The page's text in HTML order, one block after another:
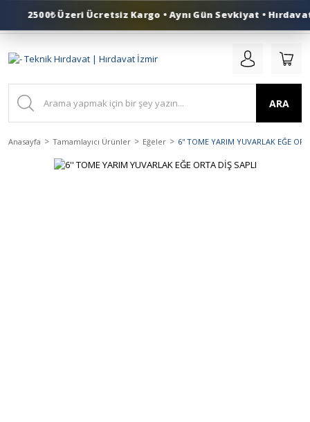
0 (553) 324 41 50
ARA
Anasayfa Tamamlayıcı Ürünler Eğeler 6'' TOME YARIM YUVARLAK EĞE
2500₺ Üzeri Ücretsiz Kargo • Aynı Gün Sevkiyat •